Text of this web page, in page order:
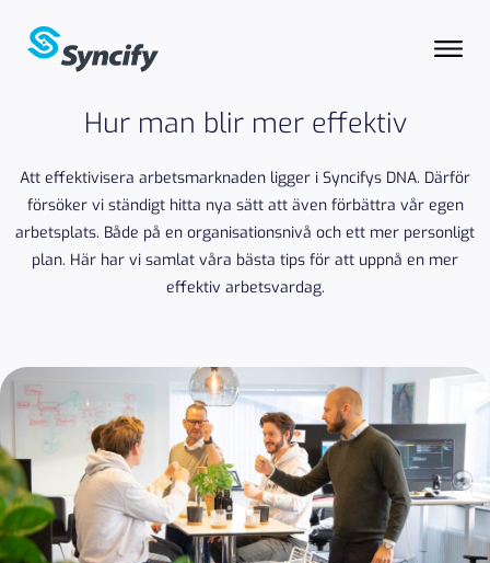
Hur man blir mer effektiv
Att effektivisera arbetsmarknaden ligger i Syncifys DNA. Därför
försöker vi ständigt hitta nya sätt att även förbättra vår egen
arbetsplats. Både på en organisationsnivå och ett mer personligt
plan. Här har vi samlat våra bästa tips för att uppnå en mer
effektiv arbetsvardag.